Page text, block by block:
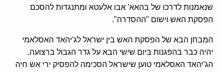
שנאמנות לדרכו של בהאא' אבו אלעטא ומתנגדות להסכם
הפסקת האש וישום "ההסדרה".
המבחן הבא של הפסקת האש בין ישראל לג'יהאד האסלאמי
יהיה כבר בהפגנות ביום שישי הבא על גדר הגבול ברצועה.
הג'יהאד האסלאמי טוען שישראל הסכימה להפסיק ירי אש חיה